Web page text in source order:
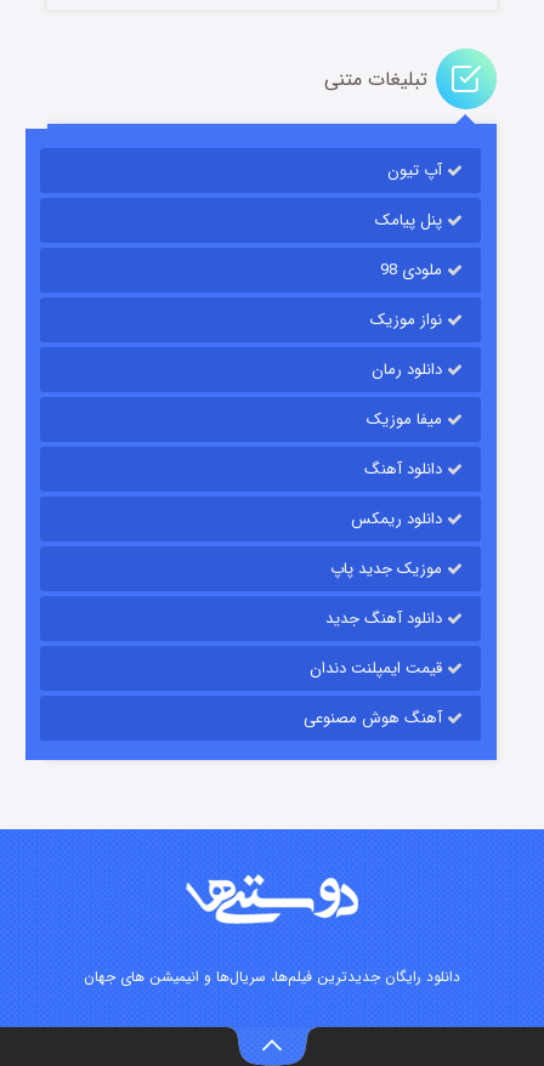
باب اسفنجی فصل ۱۷
قسمت۶ (زیرنویس) منتشر شد
قسمت۱۵ (دوبله) منتشر شد
تبلیغات متنی
آپ تیون
پنل پیامک
ملودی 98
نواز موزیک
دانلود رمان
میفا موزیک
دانلود آهنگ
دانلود ریمکس
موزیک جدید پاپ
دانلود آهنگ جدید
قیمت ایمپلنت دندان
آهنگ هوش مصنوعی
دانلود رایگان جدیدترین فیلم‌ها، سریال‌ها و انیمیشن های جهان